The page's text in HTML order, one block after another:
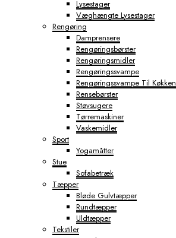
Lysestager
Væghængte Lysestager
Rengøring
Damprensere
Rengøringsbørster
Rengøringsmidler
Rengøringssvampe
Rengøringssvampe Til Køkken
Rensebørster
Støvsugere
Tørremaskiner
Vaskemidler
Sport
Yogamåtter
Stue
Sofabetræk
Tæpper
Bløde Gulvtæpper
Rundtæpper
Uldtæpper
Tekstiler